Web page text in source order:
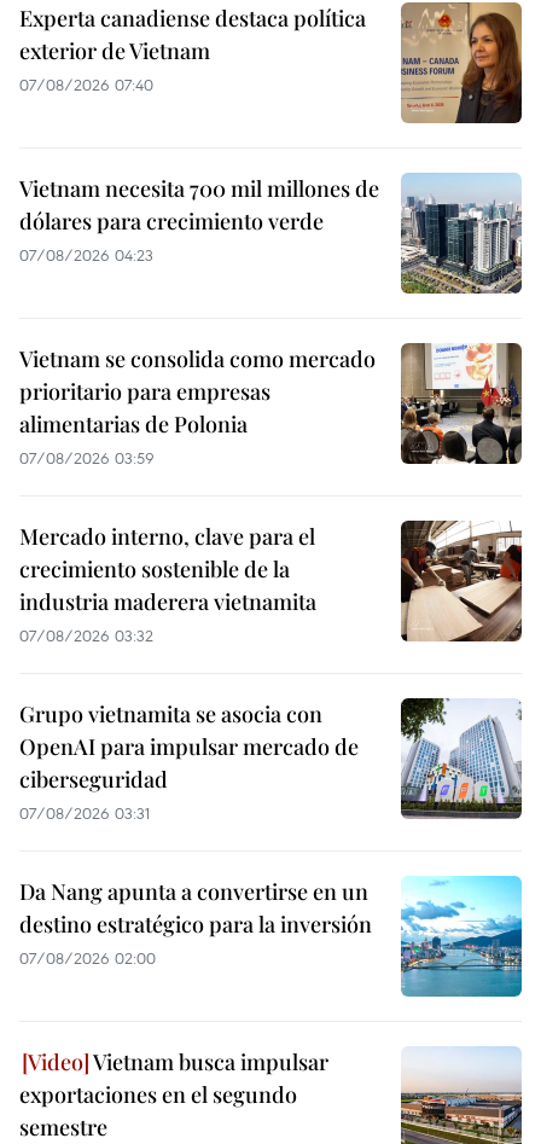
Experta canadiense destaca política
exterior de Vietnam
07/08/2026 07:40
Vietnam necesita 700 mil millones de
dólares para crecimiento verde
07/08/2026 04:23
Vietnam se consolida como mercado
prioritario para empresas
alimentarias de Polonia
07/08/2026 03:59
Mercado interno, clave para el
crecimiento sostenible de la
industria maderera vietnamita
07/08/2026 03:32
Grupo vietnamita se asocia con
OpenAI para impulsar mercado de
ciberseguridad
07/08/2026 03:31
Da Nang apunta a convertirse en un
destino estratégico para la inversión
07/08/2026 02:00
Vietnam busca impulsar
exportaciones en el segundo
semestre